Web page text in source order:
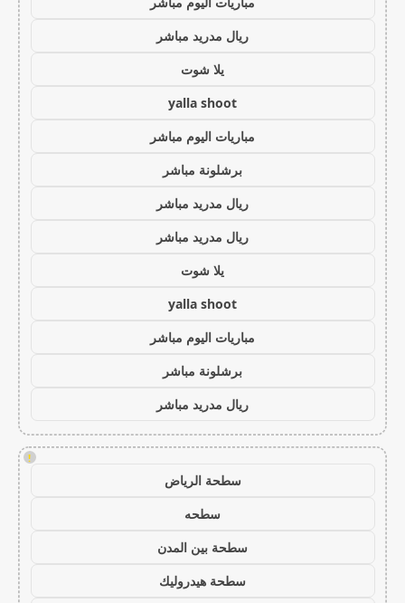
ريال مدريد مباشر
يلا شوت
yalla shoot
مباريات اليوم مباشر
برشلونة مباشر
ريال مدريد مباشر
ريال مدريد مباشر
يلا شوت
yalla shoot
مباريات اليوم مباشر
برشلونة مباشر
ريال مدريد مباشر
!
سطحة الرياض
سطحه
سطحة بين المدن
سطحة هيدروليك